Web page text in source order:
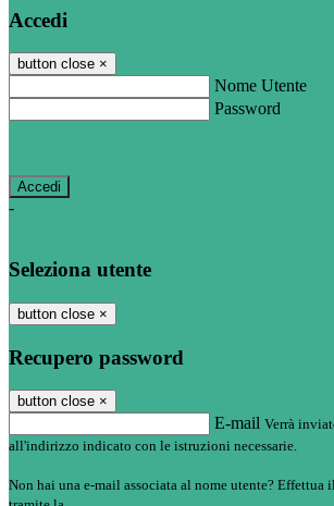
Accedi
button close ×
Nome Utente
Password
-
Seleziona utente
button close ×
Recupero password
button close ×
E-mail Verrà
all'indirizzo indicato con le istruzioni necessarie.
Non hai una e-mail associata al nome utente? Effettua